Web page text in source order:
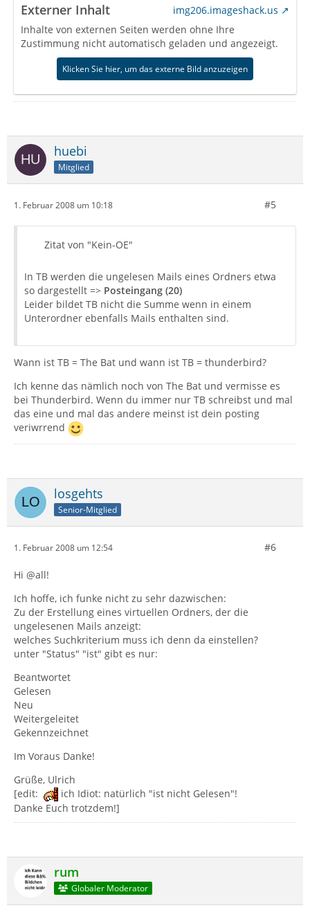
Externer Inhalt
img206.imageshack.us
Inhalte von externen Seiten werden ohne Ihre
Zustimmung nicht automatisch geladen und angezeigt.
Klicken Sie hier, um das externe Bild anzuzeigen
huebi
Mitglied
1. Februar 2008 um 10:18 #5
Zitat von "Kein-OE"
In TB werden die ungelesen Mails eines Ordners etwa
so dargestellt => Posteingang (20)
Leider bildet TB nicht die Summe wenn in einem
Unterordner ebenfalls Mails enthalten sind.
Wann ist TB = The Bat und wann ist TB = thunderbird?
Ich kenne das nämlich noch von The Bat und vermisse es
bei Thunderbird. Wenn du immer nur TB schreibst und mal
das eine und mal das andere meinst ist dein posting
veriwrrend
losgehts
Senior-Mitglied
1. Februar 2008 um 12:54 #6
Hi @all!
Ich hoffe, ich funke nicht zu sehr dazwischen:
Zu der Erstellung eines virtuellen Ordners, der die
ungelesenen Mails anzeigt:
welches Suchkriterium muss ich denn da einstellen?
unter "Status" "ist" gibt es nur:
Beantwortet
Gelesen
Neu
Weitergeleitet
Gekennzeichnet
Im Voraus Danke!
Grüße, Ulrich
[edit:
ich Idiot: natürlich "ist nicht Gelesen"!
Danke Euch trotzdem!]
rum
Globaler Moderator